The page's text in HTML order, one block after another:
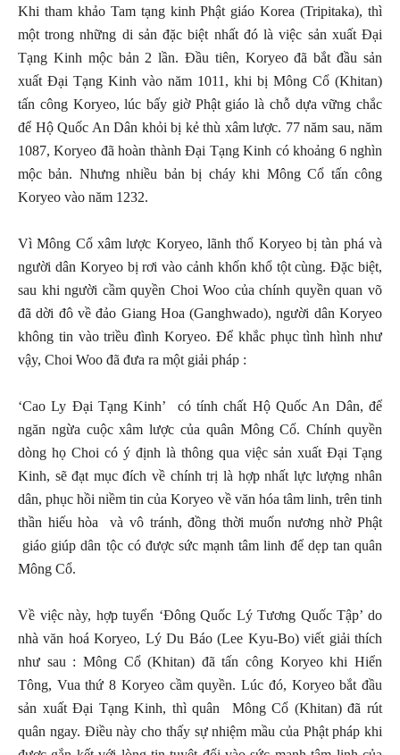
Khi tham khảo Tam tạng kinh Phật giáo Korea (Tripitaka), thì
một trong những di sản đặc biệt nhất đó là việc sản xuất Đại
Tạng Kinh mộc bản 2 lần. Đầu tiên, Koryeo đã bắt đầu sản
xuất Đại Tạng Kinh vào năm 1011, khi bị Mông Cổ (Khitan)
tấn công Koryeo, lúc bấy giờ Phật giáo là chỗ dựa vững chắc
để Hộ Quốc An Dân khỏi bị kẻ thù xâm lược. 77 năm sau, năm
1087, Koryeo đã hoàn thành Đại Tạng Kinh có khoảng 6 nghìn
mộc bản. Nhưng nhiều bản bị cháy khi Mông Cổ tấn công
Koryeo vào năm 1232.
Vì Mông Cổ xâm lược Koryeo, lãnh thổ Koryeo bị tàn phá và
người dân Koryeo bị rơi vào cảnh khốn khổ tột cùng. Đặc biệt,
sau khi người cầm quyền Choi Woo của chính quyền quan võ
đã dời đô về đảo Giang Hoa (Ganghwado), người dân Koryeo
không tin vào triều đình Koryeo. Để khắc phục tình hình như
vậy, Choi Woo đã đưa ra một giải pháp :
‘Cao Ly Đại Tạng Kinh’ có tính chất Hộ Quốc An Dân, để
ngăn ngừa cuộc xâm lược của quân Mông Cổ. Chính quyền
dòng họ Choi có ý định là thông qua việc sản xuất Đại Tạng
Kinh, sẽ đạt mục đích về chính trị là hợp nhất lực lượng nhân
dân, phục hồi niềm tin của Koryeo về văn hóa tâm linh, trên tinh
thần hiếu hòa và vô tránh, đồng thời muốn nương nhờ Phật
giáo giúp dân tộc có được sức mạnh tâm linh để dẹp tan quân
Mông Cổ.
Về việc này, hợp tuyển ‘Đông Quốc Lý Tương Quốc Tập’ do
nhà văn hoá Koryeo, Lý Du Báo (Lee Kyu-Bo) viết giải thích
như sau : Mông Cổ (Khitan) đã tấn công Koryeo khi Hiển
Tông, Vua thứ 8 Koryeo cầm quyền. Lúc đó, Koryeo bắt đầu
sản xuất Đại Tạng Kinh, thì quân Mông Cổ (Khitan) đã rút
quân ngay. Điều này cho thấy sự nhiệm mầu của Phật pháp khi